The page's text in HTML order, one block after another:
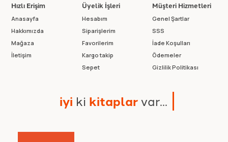
Hızlı Erişim
Anasayfa
Hakkımızda
Mağaza
İletişim
Üyelik İşleri
Hesabım
Siparişlerim
Favorilerim
Kargo takip
Sepet
Müşteri Hizmetleri
Genel Şartlar
SSS
İade Koşulları
Ödemeler
Gizlilik Politikası
iyi ki kitaplarvar...